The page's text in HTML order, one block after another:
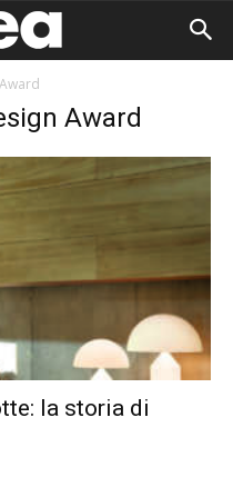
Award
la storia di